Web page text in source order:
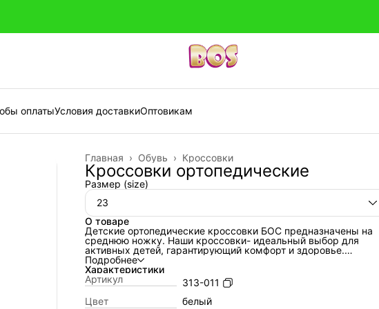
оплатыУсловия доставкиОптовикам
Кроссовки
Обувь ›
Главная ›
Кроссовки ортопедические
Размер (size)
23
О товаре
Детские ортопедические кроссовки БОС предназначены на
среднюю ножку. Наши кроссовки- идеальный выбор для
активных детей, гарантирующий комфорт и здоровье.
Сочетание стиля, качества и функциональности делает их
незаменимыми для любого ребенка, поддерживая стопу и
предотвращая травмы. Изготовленные из натуральной кожи,
они обеспечивают вентиляцию и комфорт в любых условиях, а
липучка обеспечивает идеальную посадку. Модные,
Подробнее
Характеристики
Артикул
313-011
Цвет
белый